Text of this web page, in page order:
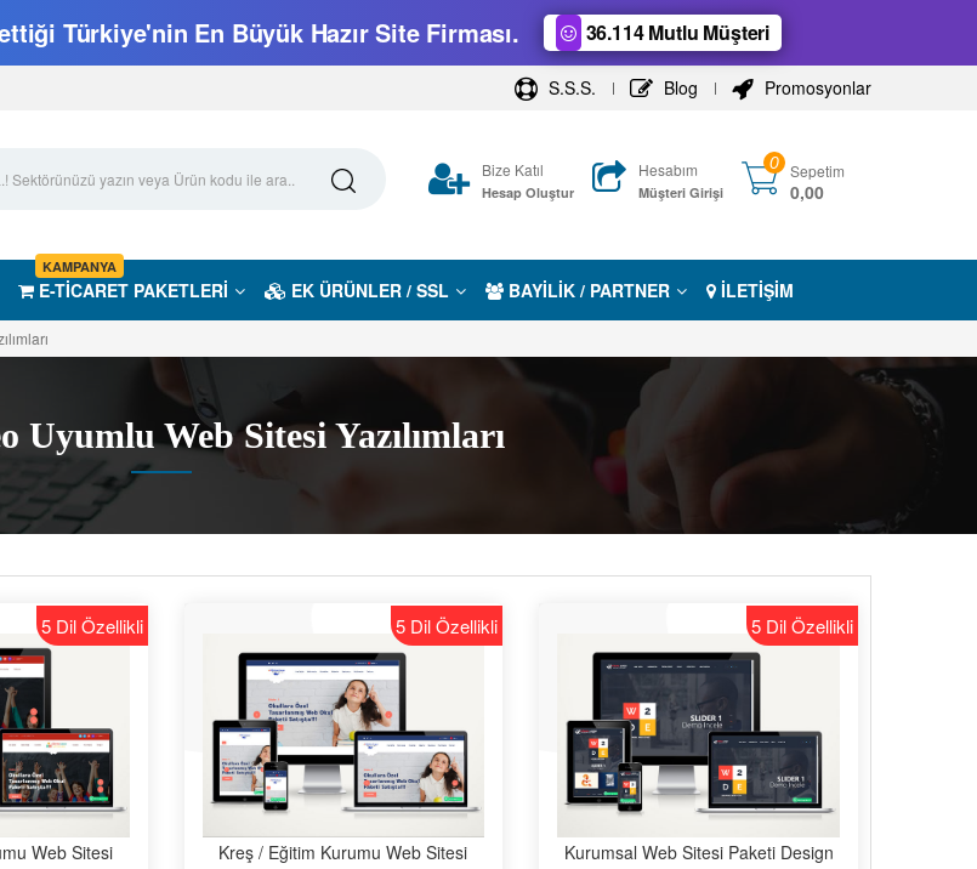
Türkiye'nin En Büyük Hazır Site Firması. 36.114 Mutlu Müşteri
S.S.S. Blog Promosyonlar
Bize Katıl
Hesap Oluştur
Hesabım
Müşteri Girişi
0 Sepetim
0,00
E-TİCARET PAKETLERİ
KAMPANYA
EK ÜRÜNLER / SSL BAYİLİK / PARTNER İLETİŞİM
Uyumlu Web Sitesi Yazılımları
5 Dil Özellikli
Web Sitesi
5 Dil Özellikli
Kreş / Eğitim Kurumu Web Sitesi
5 Dil Özellikli
Kurumsal Web Sitesi Paketi Design